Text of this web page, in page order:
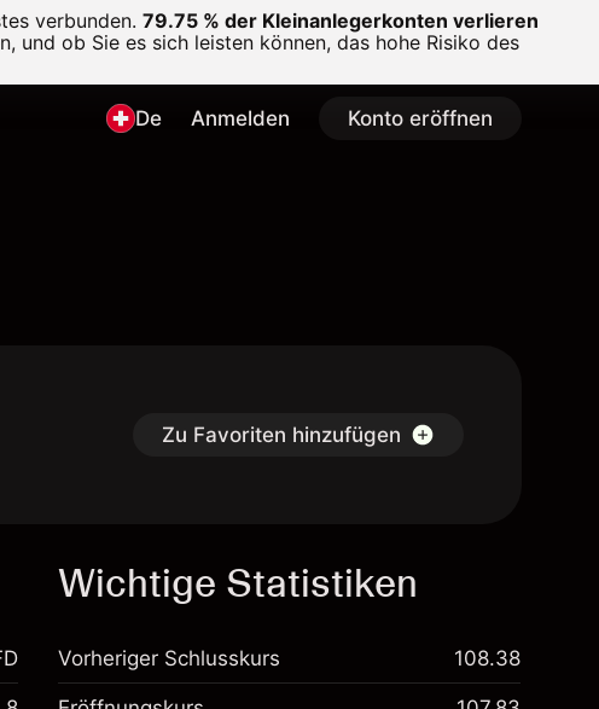
verbunden. 79.75 % der Kleinanlegerkonten verlieren
und ob Sie es sich leisten können, das hohe Risiko des
De Anmelden Konto eröffnen
Zu Favoriten hinzufügen
Wichtige Statistiken
Vorheriger Schlusskurs 108.38